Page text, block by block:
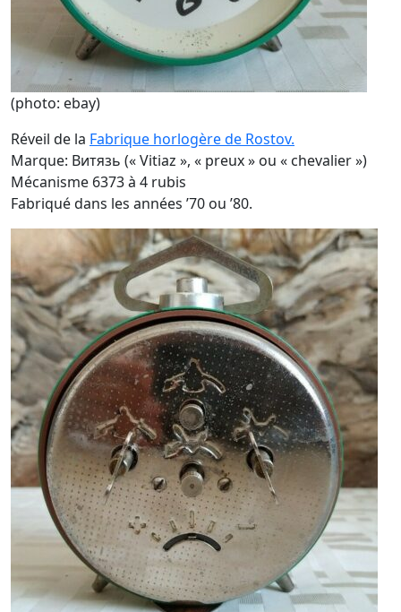
(photo: ebay)
Réveil de la Fabrique horlogère de Rostov.
Marque: Витязь (« Vitiaz », « preux » ou « chevalier »)
Mécanisme 6373 à 4 rubis
Fabriqué dans les années ’70 ou ’80.